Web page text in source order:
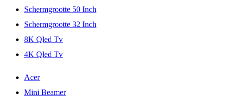
Schermgrootte 50 Inch
Schermgrootte 32 Inch
8K Qled Tv
4K Qled Tv
Acer
Mini Beamer